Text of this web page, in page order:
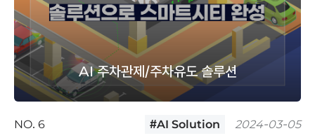
AI 주차관제/주차유도 솔루션
NO. 6 #AI Solution 2024-03-05